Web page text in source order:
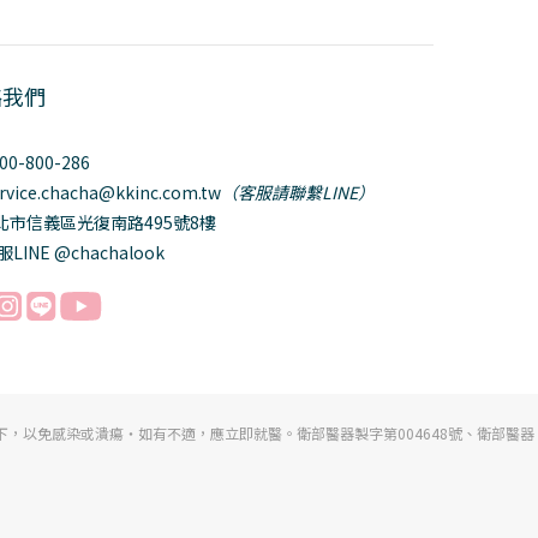
們
800-286
（客服請聯繫LINE）
市信義區光復南路495號8樓
LINE @chachalook
以免感染或潰瘍・如有不適，應立即就醫。衛部醫器製字第004648號、衛部醫器